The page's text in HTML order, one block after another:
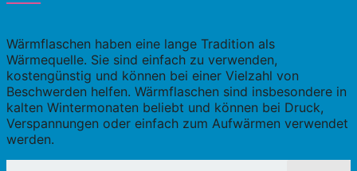
Wärmflaschen haben eine lange Tradition als
Wärmequelle. Sie sind einfach zu verwenden,
kostengünstig und können bei einer Vielzahl von
Beschwerden helfen. Wärmflaschen sind insbesondere in
kalten Wintermonaten beliebt und können bei Druck,
Verspannungen oder einfach zum Aufwärmen verwendet
werden.